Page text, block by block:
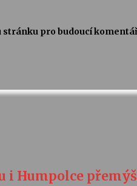
stránku pro budoucí
i Humpolce